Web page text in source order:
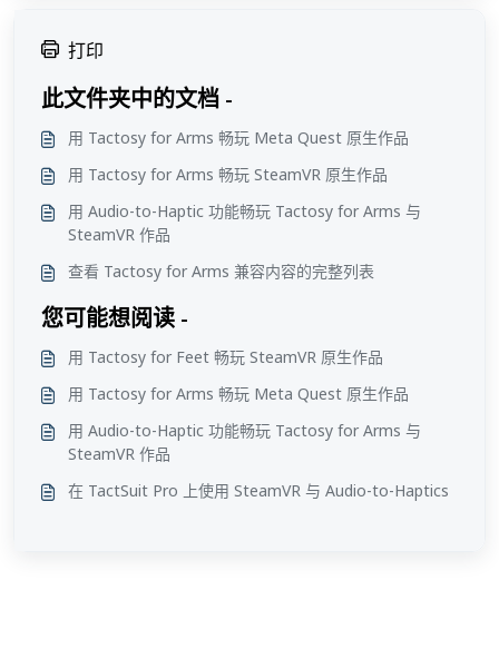
打印
此文件夹中的文档 -
用 Tactosy for Arms 畅玩 Meta Quest 原生作品
用 Tactosy for Arms 畅玩 SteamVR 原生作品
用 Audio-to-Haptic 功能畅玩 Tactosy for Arms 与
SteamVR 作品
查看 Tactosy for Arms 兼容内容的完整列表
您可能想阅读 -
用 Tactosy for Feet 畅玩 SteamVR 原生作品
用 Tactosy for Arms 畅玩 Meta Quest 原生作品
用 Audio-to-Haptic 功能畅玩 Tactosy for Arms 与
SteamVR 作品
在 TactSuit Pro 上使用 SteamVR 与 Audio-to-Haptics